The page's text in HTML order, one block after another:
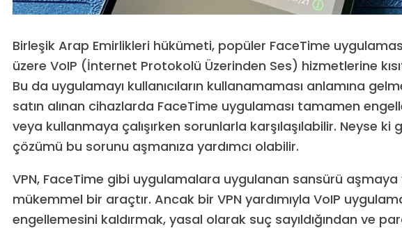
Birleşik Arap Emirlikleri hükümeti, popüler FaceTime
üzere VoIP (İnternet Protokolü Üzerinden Ses) hizmetlerine
Bu da uygulamayı kullanıcıların kullanamaması anlamına
satın alınan cihazlarda FaceTime uygulaması tamamen
veya kullanmaya çalışırken sorunlarla karşılaşılabilir. Neyse ki
çözümü bu sorunu aşmanıza yardımcı olabilir.
VPN, FaceTime gibi uygulamalara uygulanan sansürü aşmaya
mükemmel bir araçtır. Ancak bir VPN yardımıyla VoIP
engellemesini kaldırmak, yasal olarak suç sayıldığından ve